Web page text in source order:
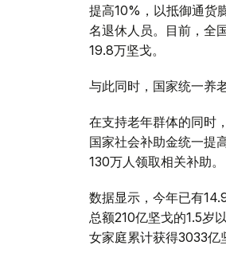
提高10%，以抵御通货
名退休人员。目前，全
19.8万坚戈。
与此同时，国家统一养
在支持老年群体的同时
国家社会补助金统一提
130万人领取相关补助。
数据显示，今年已有
总额210亿坚戈的1.5岁
女家庭累计获得3033亿